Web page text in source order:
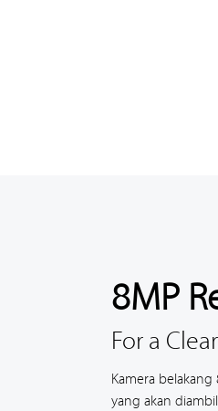
8MP
For a
Kamera
yang akan